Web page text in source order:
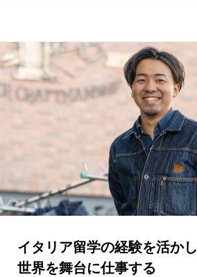
イタリア留学の経験を活かし
世界を舞台に仕事する